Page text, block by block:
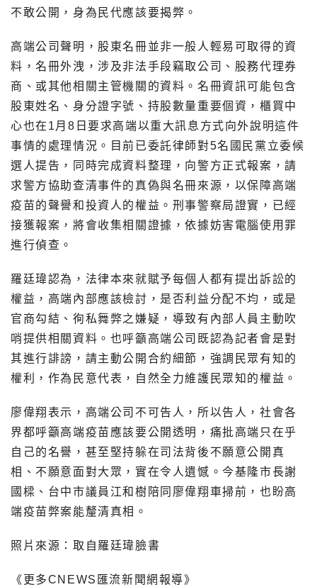
不敢公開，身為民代應該要揭弊。
高端公司聲明，股東名冊並非一般人輕易可取得的資
料，名冊外洩，涉及非法手段竊取公司、股務代理券
商、或其他相關主管機關的資料。名冊資訊可能包含
股東姓名、身分證字號、持股數量重要個資，櫃買中
心也在1月8日要求高端以重大訊息方式向外說明這件
事情的處理情況。目前已委託律師對5名國民黨立委候
選人提告，同時完成資料整理，向警方正式報案，請
求警方協助查清事件的真偽與名冊來源，以保障高端
疫苗的聲譽和投資人的權益。刑事警察局證實，已經
接獲報案，將會收集相關證據，依據妨害電腦使用罪
進行偵查。
羅廷瑋認為，法律本來就賦予每個人都有提出訴訟的
權益，高端內部應該檢討，是否利益分配不均，或是
官商勾結、徇私舞弊之嫌疑，導致有內部人員主動吹
哨提供相關資料。也呼籲高端公司既認為記者會是對
其進行誹謗，請主動公開合約細節，強調民眾有知的
權利，作為民意代表，自然全力維護民眾知的權益。
廖偉翔表示，高端公司不可告人，所以告人，社會各
界都呼籲高端疫苗應該要公開透明，痛批高端只在乎
自己的名譽，甚至堅持躲在司法背後不願意公開真
相、不願意面對大眾，實在令人遺憾。今基隆市長謝
國樑、台中市議員江和樹陪同廖偉翔車掃前，也盼高
端疫苗弊案能釐清真相。
照片來源：取自羅廷瑋臉書
《更多CNEWS匯流新聞網報導》